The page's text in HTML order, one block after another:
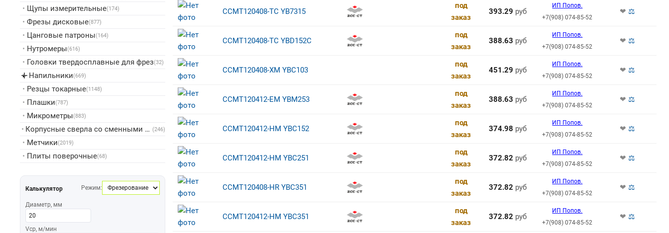
• Щупы измерительные(174)
• Фрезы дисковые(877)
• Цанговые патроны(164)
• Нутромеры(616)
• Головки твердосплавные для фрез(32)
▸ Напильники(669)
• Резцы токарные(1148)
• Плашки(787)
• Микрометры(883)
• Корпусные сверла со сменными пластинами (246)
• Метчики(2019)
• Плиты поверочные(68)
Калькулятор Режим:
Диаметр, мм
Vср, м/мин
CCMT120408-TC YB7315
под
заказ
393.29 руб
ИП Попов.
+7(908) 074-85-52
❤ ⚖
CCMT120408-TC YBD152C
под
заказ
388.63 руб
ИП Попов.
+7(908) 074-85-52
❤ ⚖
CCMT120408-XM YBC103
под
заказ
451.29 руб
ИП Попов.
+7(908) 074-85-52
❤ ⚖
CCMT120412-EM YBM253
под
заказ
388.63 руб
ИП Попов.
+7(908) 074-85-52
❤ ⚖
CCMT120412-HM YBC152
под
заказ
374.98 руб
ИП Попов.
+7(908) 074-85-52
❤ ⚖
CCMT120412-HM YBC251
под
заказ
372.82 руб
ИП Попов.
+7(908) 074-85-52
❤ ⚖
CCMT120408-HR YBC351
под
заказ
372.82 руб
ИП Попов.
+7(908) 074-85-52
❤ ⚖
CCMT120412-HM YBC351
под
заказ
372.82 руб
ИП Попов.
+7(908) 074-85-52
❤ ⚖